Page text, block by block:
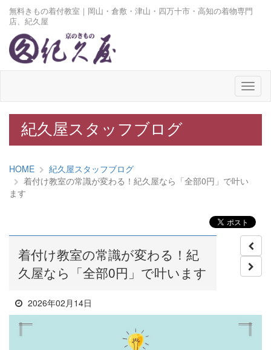
無料きもの着付教室｜岡山・倉敷・津山・四万十市・高知の着物専門
店、紀久屋
メ
ニ
ュ
紀久屋スタッフブログ
HOME
紀久屋スタッフブログ
着付け教室の常識が変わる！紀久屋なら「全部0円」で叶い
ます
着付け教室の常識が変わる！紀
久屋なら「全部0円」で叶います
2026年02月14日